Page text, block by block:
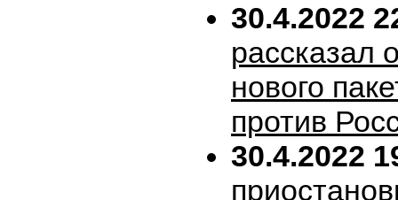
30.4.2022
рассказал
нового
против
30.4.2022